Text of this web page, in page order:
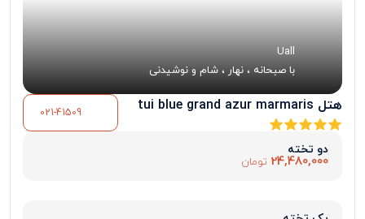
Uall
با صبحانه ، نهار ، شام و نوشیدنی
هتل tui blue grand azur marmaris 021-41509
دو تخته
24,480,000 تومان